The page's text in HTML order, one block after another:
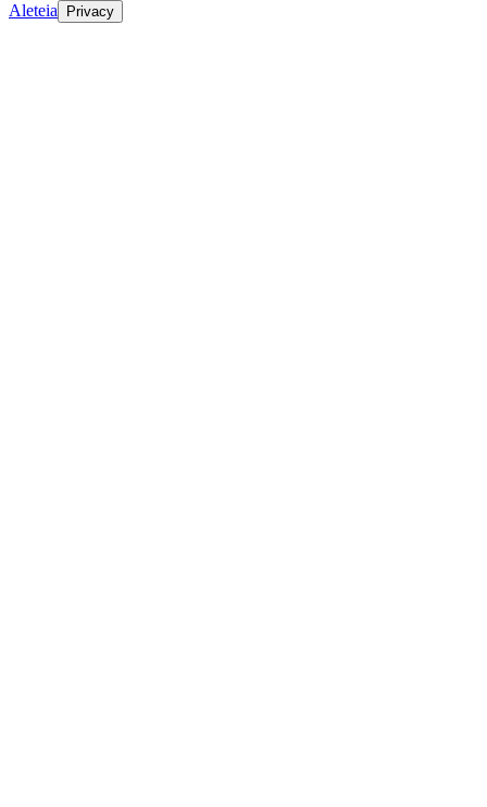
Aleteia
Privacy